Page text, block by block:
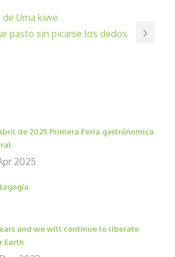
Uma kiwe
pasto sin picarse los dedos
de 2025 Primera Feria gastrónomica
2025
and we will continue to liberate
Earth